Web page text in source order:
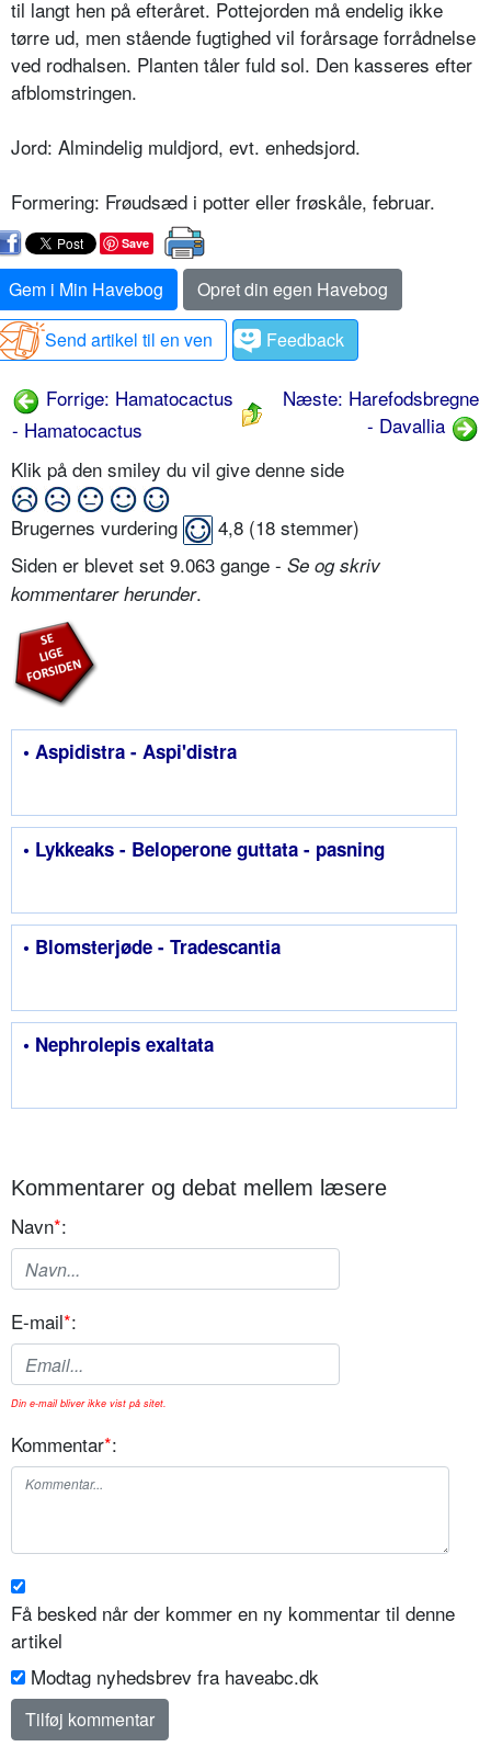
til langt hen på efteråret. Pottejorden må endelig ikke
tørre ud, men stående fugtighed vil forårsage forrådnelse
ved rodhalsen. Planten tåler fuld sol. Den kasseres efter
afblomstringen.
Jord: Almindelig muldjord, evt. enhedsjord.
Formering: Frøudsæd i potter eller frøskåle, februar.
Save
Gem i Min Havebog
Opret din egen Havebog
Send artikel til en ven
Feedback
Forrige: Hamatocactus
- Hamatocactus
Næste: Harefodsbregne
- Davallia
Klik på den smiley du vil give denne side
Brugernes vurdering 4,8 (18 stemmer)
Siden er blevet set 9.063 gange - Se og skriv
kommentarer herunder.
• Aspidistra - Aspi'distra
• Lykkeaks - Beloperone guttata - pasning
• Blomsterjøde - Tradescantia
• Nephrolepis exaltata
Kommentarer og debat mellem læsere
Navn*:
E-mail*:
Din e-mail bliver ikke vist på sitet.
Kommentar*:
Få besked når der kommer en ny kommentar til denne
artikel
Modtag nyhedsbrev fra haveabc.dk